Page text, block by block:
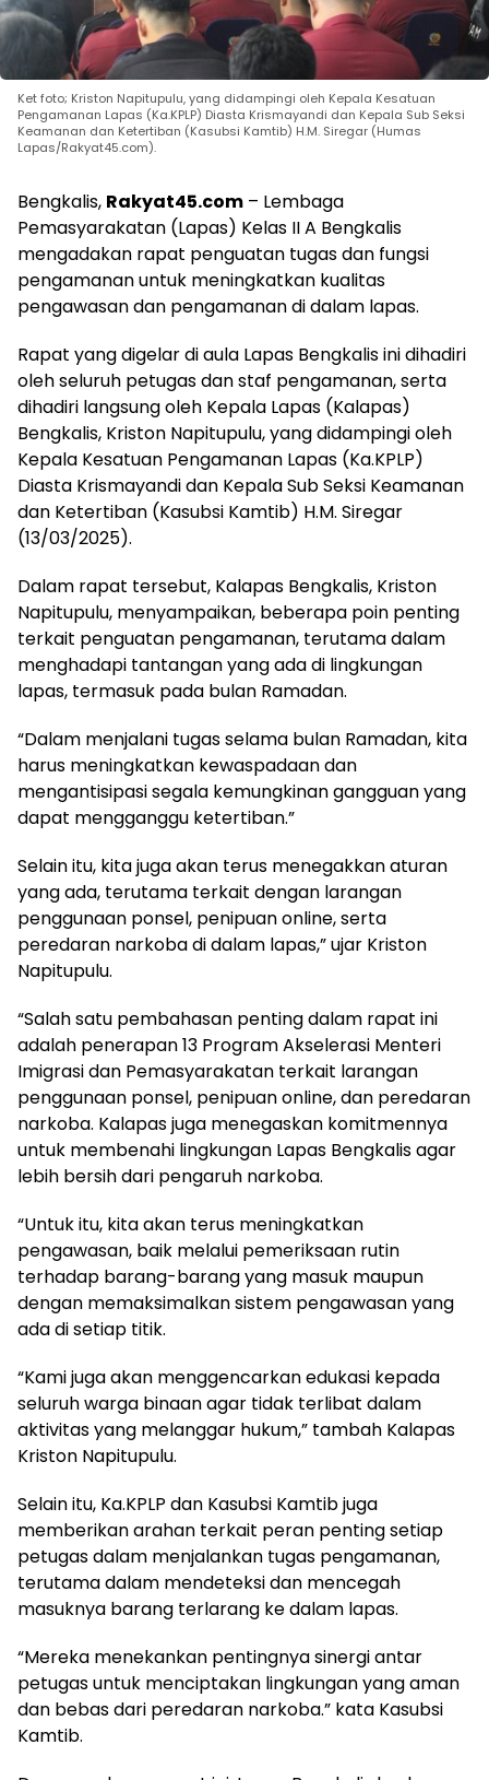
Ket foto; Kriston Napitupulu, yang didampingi oleh Kepala Kesatuan
Pengamanan Lapas (Ka.KPLP) Diasta Krismayandi dan Kepala Sub Seksi
Keamanan dan Ketertiban (Kasubsi Kamtib) H.M. Siregar (Humas
Lapas/Rakyat45.com).
Bengkalis, Rakyat45.com – Lembaga
Pemasyarakatan (Lapas) Kelas II A Bengkalis
mengadakan rapat penguatan tugas dan fungsi
pengamanan untuk meningkatkan kualitas
pengawasan dan pengamanan di dalam lapas.
Rapat yang digelar di aula Lapas Bengkalis ini dihadiri
oleh seluruh petugas dan staf pengamanan, serta
dihadiri langsung oleh Kepala Lapas (Kalapas)
Bengkalis, Kriston Napitupulu, yang didampingi oleh
Kepala Kesatuan Pengamanan Lapas (Ka.KPLP)
Diasta Krismayandi dan Kepala Sub Seksi Keamanan
dan Ketertiban (Kasubsi Kamtib) H.M. Siregar
(13/03/2025).
Dalam rapat tersebut, Kalapas Bengkalis, Kriston
Napitupulu, menyampaikan, beberapa poin penting
terkait penguatan pengamanan, terutama dalam
menghadapi tantangan yang ada di lingkungan
lapas, termasuk pada bulan Ramadan.
“Dalam menjalani tugas selama bulan Ramadan, kita
harus meningkatkan kewaspadaan dan
mengantisipasi segala kemungkinan gangguan yang
dapat mengganggu ketertiban.”
Selain itu, kita juga akan terus menegakkan aturan
yang ada, terutama terkait dengan larangan
penggunaan ponsel, penipuan online, serta
peredaran narkoba di dalam lapas,” ujar Kriston
Napitupulu.
“Salah satu pembahasan penting dalam rapat ini
adalah penerapan 13 Program Akselerasi Menteri
Imigrasi dan Pemasyarakatan terkait larangan
penggunaan ponsel, penipuan online, dan peredaran
narkoba. Kalapas juga menegaskan komitmennya
untuk membenahi lingkungan Lapas Bengkalis agar
lebih bersih dari pengaruh narkoba.
“Untuk itu, kita akan terus meningkatkan
pengawasan, baik melalui pemeriksaan rutin
terhadap barang-barang yang masuk maupun
dengan memaksimalkan sistem pengawasan yang
ada di setiap titik.
“Kami juga akan menggencarkan edukasi kepada
seluruh warga binaan agar tidak terlibat dalam
aktivitas yang melanggar hukum,” tambah Kalapas
Kriston Napitupulu.
Selain itu, Ka.KPLP dan Kasubsi Kamtib juga
memberikan arahan terkait peran penting setiap
petugas dalam menjalankan tugas pengamanan,
terutama dalam mendeteksi dan mencegah
masuknya barang terlarang ke dalam lapas.
“Mereka menekankan pentingnya sinergi antar
petugas untuk menciptakan lingkungan yang aman
dan bebas dari peredaran narkoba.” kata Kasubsi
Kamtib.